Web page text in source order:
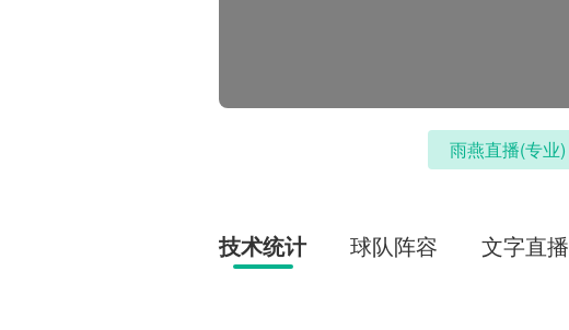
雨燕直播(专业)
技术统计 球队阵容 文字直播